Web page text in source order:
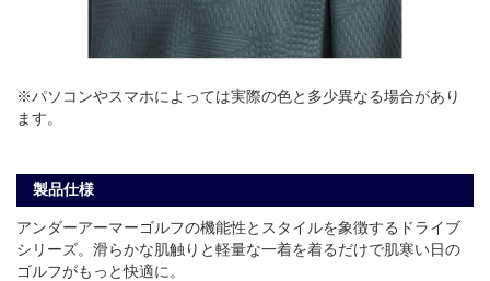
※パソコンやスマホによっては実際の色と多少異なる場合があり
ます。
製品仕様
アンダーアーマーゴルフの機能性とスタイルを象徴するドライブ
シリーズ。滑らかな肌触りと軽量な一着を着るだけで肌寒い日の
ゴルフがもっと快適に。